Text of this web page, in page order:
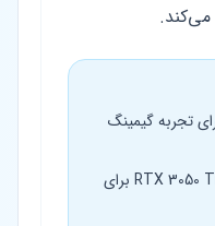
تجربه گیمینگ
۹۵ وات بیشینه توان گرافیکی RTX 3050 Ti برای